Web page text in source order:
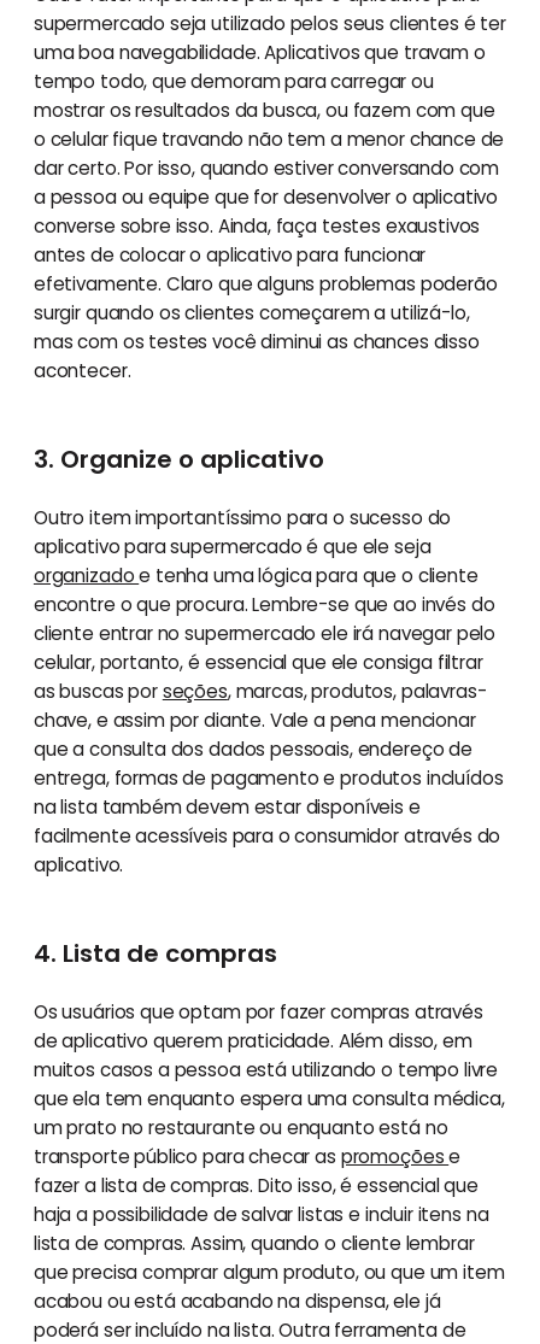
supermercado seja utilizado pelos seus clientes é ter
uma boa navegabilidade. Aplicativos que travam o
tempo todo, que demoram para carregar ou
mostrar os resultados da busca, ou fazem com que
o celular fique travando não tem a menor chance de
dar certo. Por isso, quando estiver conversando com
a pessoa ou equipe que for desenvolver o aplicativo
converse sobre isso. Ainda, faça testes exaustivos
antes de colocar o aplicativo para funcionar
efetivamente. Claro que alguns problemas poderão
surgir quando os clientes começarem a utilizá-lo,
mas com os testes você diminui as chances disso
acontecer.
3. Organize o aplicativo
Outro item importantíssimo para o sucesso do
aplicativo para supermercado é que ele seja
organizadoe tenha uma lógica para que o cliente
encontre o que procura. Lembre-se que ao invés do
cliente entrar no supermercado ele irá navegar pelo
celular, portanto, é essencial que ele consiga filtrar
as buscas porseções, marcas, produtos, palavras-
chave, e assim por diante. Vale a pena mencionar
que a consulta dos dados pessoais, endereço de
entrega, formas de pagamento e produtos incluídos
na lista também devem estar disponíveis e
facilmente acessíveis para o consumidor através do
aplicativo.
4. Lista de compras
Os usuários que optam por fazer compras através
de aplicativo querem praticidade. Além disso, em
muitos casos a pessoa está utilizando o tempo livre
que ela tem enquanto espera uma consulta médica,
um prato no restaurante ou enquanto está no
transporte público para checar as promoçõese
fazer a lista de compras. Dito isso, é essencial que
haja a possibilidade de salvar listas e incluir itens na
lista de compras. Assim, quando o cliente lembrar
que precisa comprar algum produto, ou que um item
acabou ou está acabando na dispensa, ele já
poderá ser incluído na lista. Outra ferramenta de